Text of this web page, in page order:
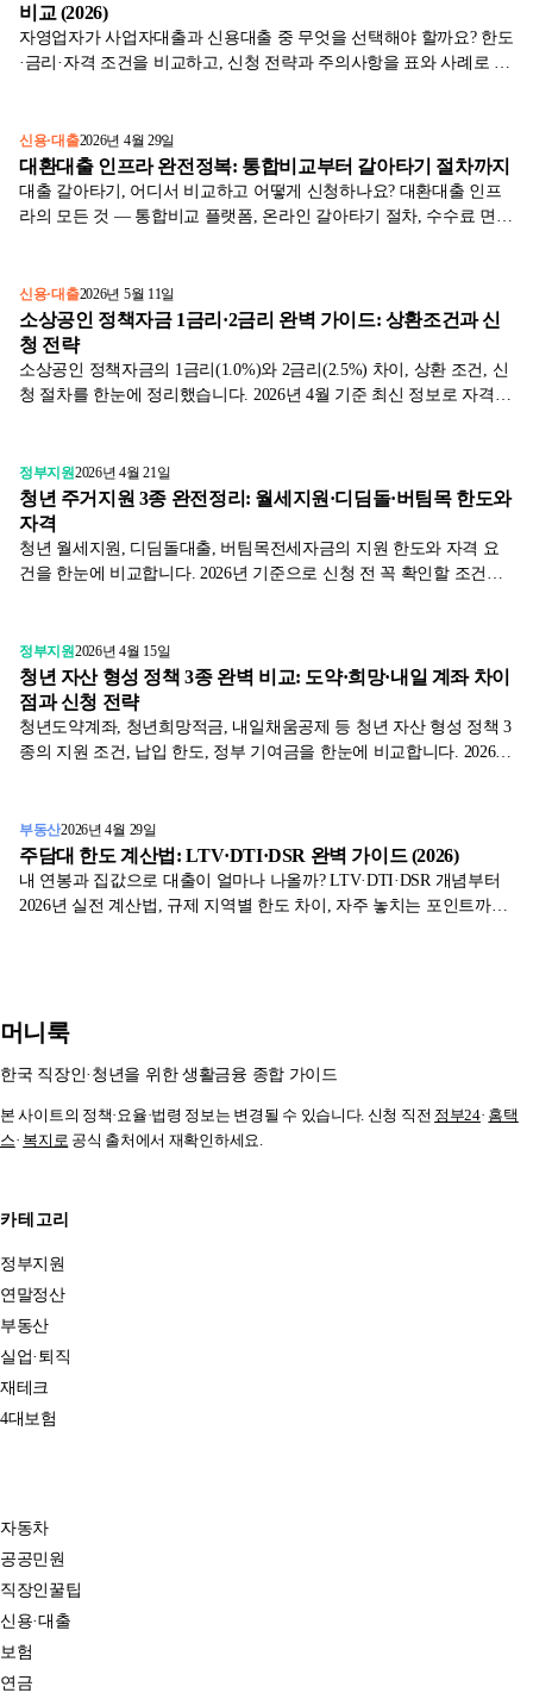
비교 (2026)
자영업자가 사업자대출과 신용대출 중 무엇을 선택해야 할까요? 한도
·금리·자격 조건을 비교하고, 신청 전략과 주의사항을 표와 사례로 정
신용·대출2026년 4월 29일
대환대출 인프라 완전정복: 통합비교부터 갈아타기 절차까지
대출 갈아타기, 어디서 비교하고 어떻게 신청하나요? 대환대출 인프
라의 모든 것 — 통합비교 플랫폼, 온라인 갈아타기 절차, 수수료 면제
신용·대출2026년 5월 11일
소상공인 정책자금 1금리·2금리 완벽 가이드: 상환조건과 신
청 전략
소상공인 정책자금의 1금리(1.0%)와 2금리(2.5%) 차이, 상환 조건, 신
청 절차를 한눈에 정리했습니다. 2026년 4월 기준 최신 정보로 자격
정부지원2026년 4월 21일
청년 주거지원 3종 완전정리: 월세지원·디딤돌·버팀목 한도와
자격
청년 월세지원, 디딤돌대출, 버팀목전세자금의 지원 한도와 자격 요
건을 한눈에 비교합니다. 2026년 기준으로 신청 전 꼭 확인할 조건과
정부지원2026년 4월 15일
청년 자산 형성 정책 3종 완벽 비교: 도약·희망·내일 계좌 차이
점과 신청 전략
청년도약계좌, 청년희망적금, 내일채움공제 등 청년 자산 형성 정책 3
종의 지원 조건, 납입 한도, 정부 기여금을 한눈에 비교합니다. 2026년
부동산2026년 4월 29일
주담대 한도 계산법: LTV·DTI·DSR 완벽 가이드 (2026)
내 연봉과 집값으로 대출이 얼마나 나올까? LTV·DTI·DSR 개념부터
2026년 실전 계산법, 규제 지역별 한도 차이, 자주 놓치는 포인트까지
머니룩
한국 직장인·청년을 위한 생활금융 종합 가이드
본 사이트의 정책·요율·법령 정보는 변경될 수 있습니다. 신청 직전 정부24· 홈택
스· 복지로 공식 출처에서 재확인하세요.
카테고리
정부지원
연말정산
부동산
실업·퇴직
재테크
4대보험
자동차
공공민원
직장인꿀팁
신용·대출
보험
연금